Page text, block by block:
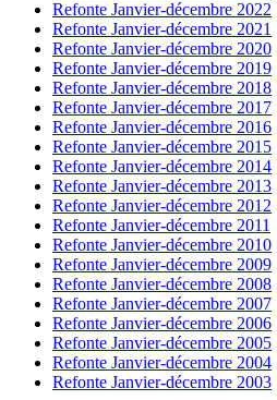
Refonte Janvier-décembre 2022
Refonte Janvier-décembre 2021
Refonte Janvier-décembre 2020
Refonte Janvier-décembre 2019
Refonte Janvier-décembre 2018
Refonte Janvier-décembre 2017
Refonte Janvier-décembre 2016
Refonte Janvier-décembre 2015
Refonte Janvier-décembre 2014
Refonte Janvier-décembre 2013
Refonte Janvier-décembre 2012
Refonte Janvier-décembre 2011
Refonte Janvier-décembre 2010
Refonte Janvier-décembre 2009
Refonte Janvier-décembre 2008
Refonte Janvier-décembre 2007
Refonte Janvier-décembre 2006
Refonte Janvier-décembre 2005
Refonte Janvier-décembre 2004
Refonte Janvier-décembre 2003